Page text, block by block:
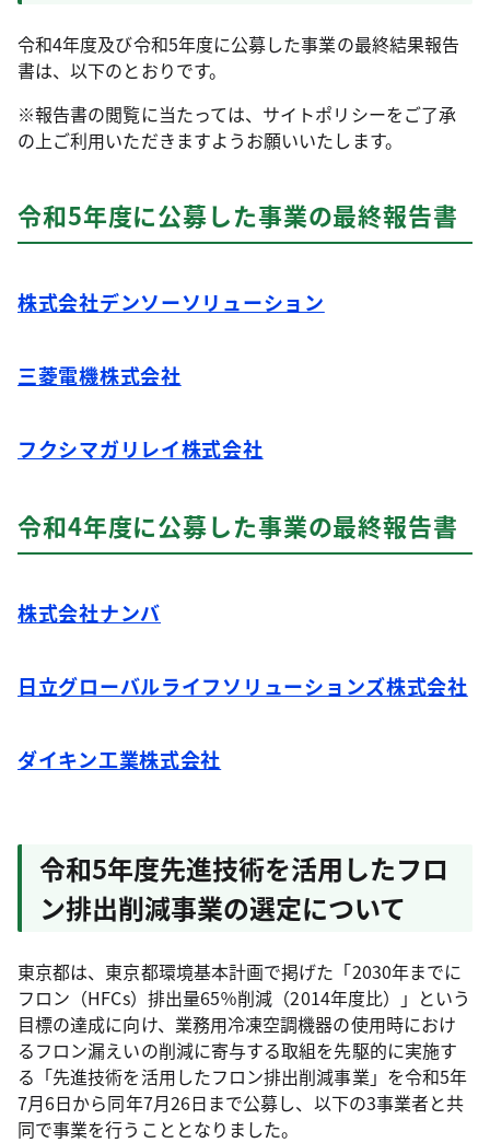
令和4年度及び令和5年度に公募した事業の最終結果報告
書は、以下のとおりです。
※報告書の閲覧に当たっては、サイトポリシーをご了承
の上ご利用いただきますようお願いいたします。
令和5年度に公募した事業の最終報告書
株式会社デンソーソリューション
三菱電機株式会社
フクシマガリレイ株式会社
令和4年度に公募した事業の最終報告書
株式会社ナンバ
日立グローバルライフソリューションズ株式会社
ダイキン工業株式会社
令和5年度先進技術を活用したフロ
ン排出削減事業の選定について
東京都は、東京都環境基本計画で掲げた「2030年までに
フロン（HFCs）排出量65％削減（2014年度比）」という
目標の達成に向け、業務用冷凍空調機器の使用時におけ
るフロン漏えいの削減に寄与する取組を先駆的に実施す
る「先進技術を活用したフロン排出削減事業」を令和5年
7月6日から同年7月26日まで公募し、以下の3事業者と共
同で事業を行うこととなりました。